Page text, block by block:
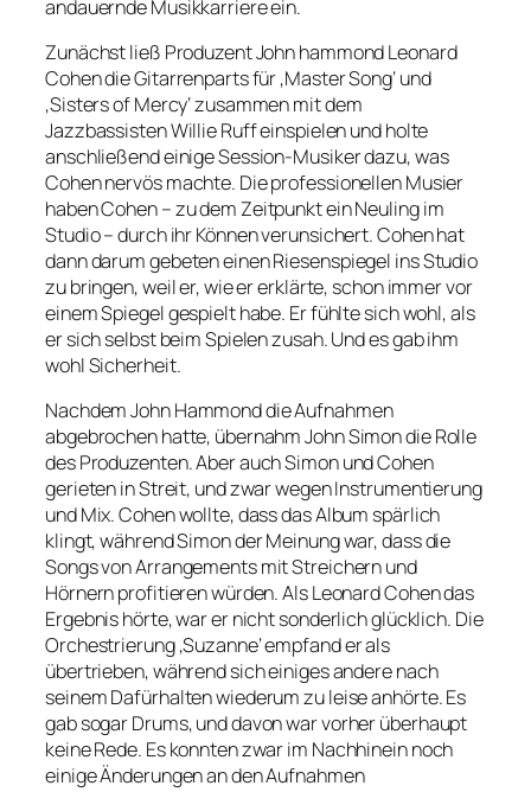
andauernde Musikkarriere ein.
Zunächst ließ Produzent John hammond Leonard
Cohen die Gitarrenparts für ‚Master Song‘ und
‚Sisters of Mercy‘ zusammen mit dem
Jazzbassisten Willie Ruff einspielen und holte
anschließend einige Session-Musiker dazu, was
Cohen nervös machte. Die professionellen Musier
haben Cohen – zu dem Zeitpunkt ein Neuling im
Studio – durch ihr Können verunsichert. Cohen hat
dann darum gebeten einen Riesenspiegel ins Studio
zu bringen, weil er, wie er erklärte, schon immer vor
einem Spiegel gespielt habe. Er fühlte sich wohl, als
er sich selbst beim Spielen zusah. Und es gab ihm
wohl Sicherheit.
Nachdem John Hammond die Aufnahmen
abgebrochen hatte, übernahm John Simon die Rolle
des Produzenten. Aber auch Simon und Cohen
gerieten in Streit, und zwar wegen Instrumentierung
und Mix. Cohen wollte, dass das Album spärlich
klingt, während Simon der Meinung war, dass die
Songs von Arrangements mit Streichern und
Hörnern profitieren würden. Als Leonard Cohen das
Ergebnis hörte, war er nicht sonderlich glücklich. Die
Orchestrierung ‚Suzanne‘ empfand er als
übertrieben, während sich einiges andere nach
seinem Dafürhalten wiederum zu leise anhörte. Es
gab sogar Drums, und davon war vorher überhaupt
keine Rede. Es konnten zwar im Nachhinein noch
einige Änderungen an den Aufnahmen